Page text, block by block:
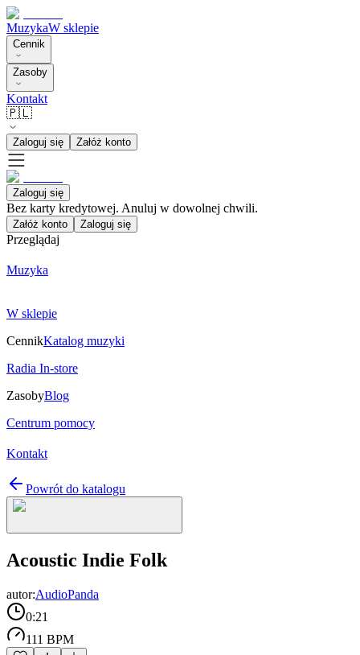
MuzykaW sklepie
Cennik
Zasoby
Kontakt
🇵🇱
Zaloguj się Załóż konto
Zaloguj się
Bez karty kredytowej. Anuluj w dowolnej chwili.
Załóż konto Zaloguj się
Przeglądaj
Muzyka
W sklepie
CennikKatalog muzyki
Radia In-store
ZasobyBlog
Centrum pomocy
Kontakt
Powrót do katalogu
Acoustic Indie Folk
autor:AudioPanda
0:21
111 BPM